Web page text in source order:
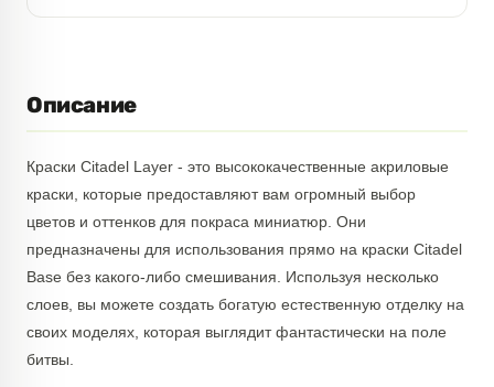
Описание
Краски Citadel Layer - это высококачественные акриловые
краски, которые предоставляют вам огромный выбор
цветов и оттенков для покраса миниатюр. Они
предназначены для использования прямо на краски Citadel
Base без какого-либо смешивания. Используя несколько
слоев, вы можете создать богатую естественную отделку на
своих моделях, которая выглядит фантастически на поле
битвы.